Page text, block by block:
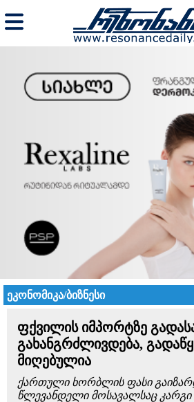
ეკონომიკა/ბიზნესი
ფქვილის იმპორტზე
გახანგრძლივდება,
მიღებულია
ქართული ხორბლის ფასი
წლევანდელი მოსავალსაც კარგი